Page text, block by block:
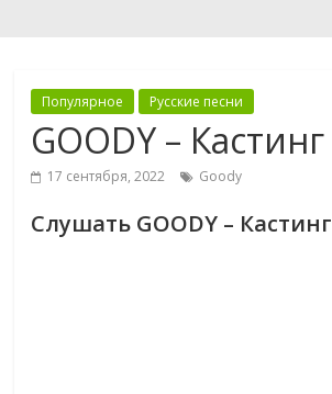
Популярное Русские песни
GOODY – Кастинг
17 сентября, 2022 Goody
Слушать GOODY – Кастинг